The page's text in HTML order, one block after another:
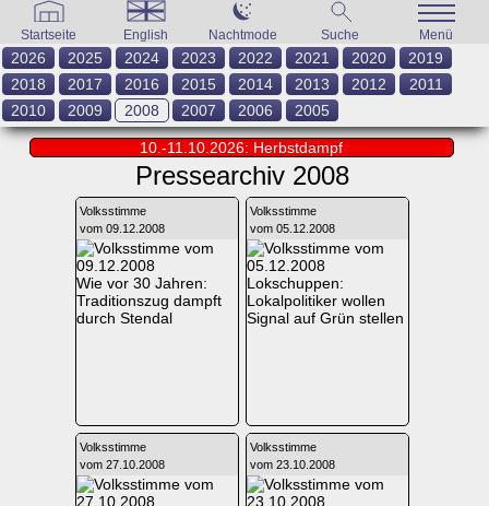
Startseite English Nachtmode Suche Menü
2026 2025 2024 2023 2022 2021 2020
2019
2018
2017 2016 2015 2014 2013 2012
2011
2010
2009 2008 2007 2006 2005
10.-11.10.2026: Herbstdampf
Pressearchiv 2008
Volksstimme
vom 09.12.2008
Wie vor 30 Jahren:
Traditionszug dampft
durch Stendal
Volksstimme
vom 05.12.2008
Lokschuppen:
Lokalpolitiker wollen
Signal auf Grün stellen
Volksstimme
vom 27.10.2008
Volksstimme
vom 23.10.2008